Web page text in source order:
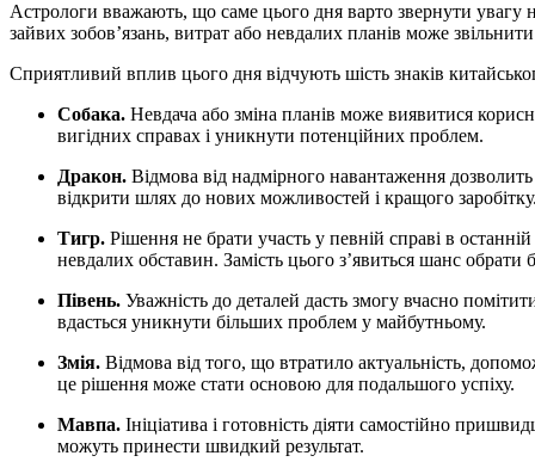
Астрологи вважають, що саме цього дня варто звернути увагу
зайвих зобов’язань, витрат або невдалих планів може
Сприятливий вплив цього дня відчують шість знаків
Собака. Невдача або зміна планів може виявитися
вигідних справах і уникнути потенційних проблем.
Дракон. Відмова від надмірного навантаження
відкрити шлях до нових можливостей і кращого
Тигр. Рішення не брати участь у певній справі в
невдалих обставин. Замість цього з’явиться шанс обрати
Півень. Уважність до деталей дасть змогу вчасно
вдасться уникнути більших проблем у майбутньому.
Змія. Відмова від того, що втратило актуальність,
це рішення може стати основою для подальшого успіху.
Мавпа. Ініціатива і готовність діяти самостійно
можуть принести швидкий результат.